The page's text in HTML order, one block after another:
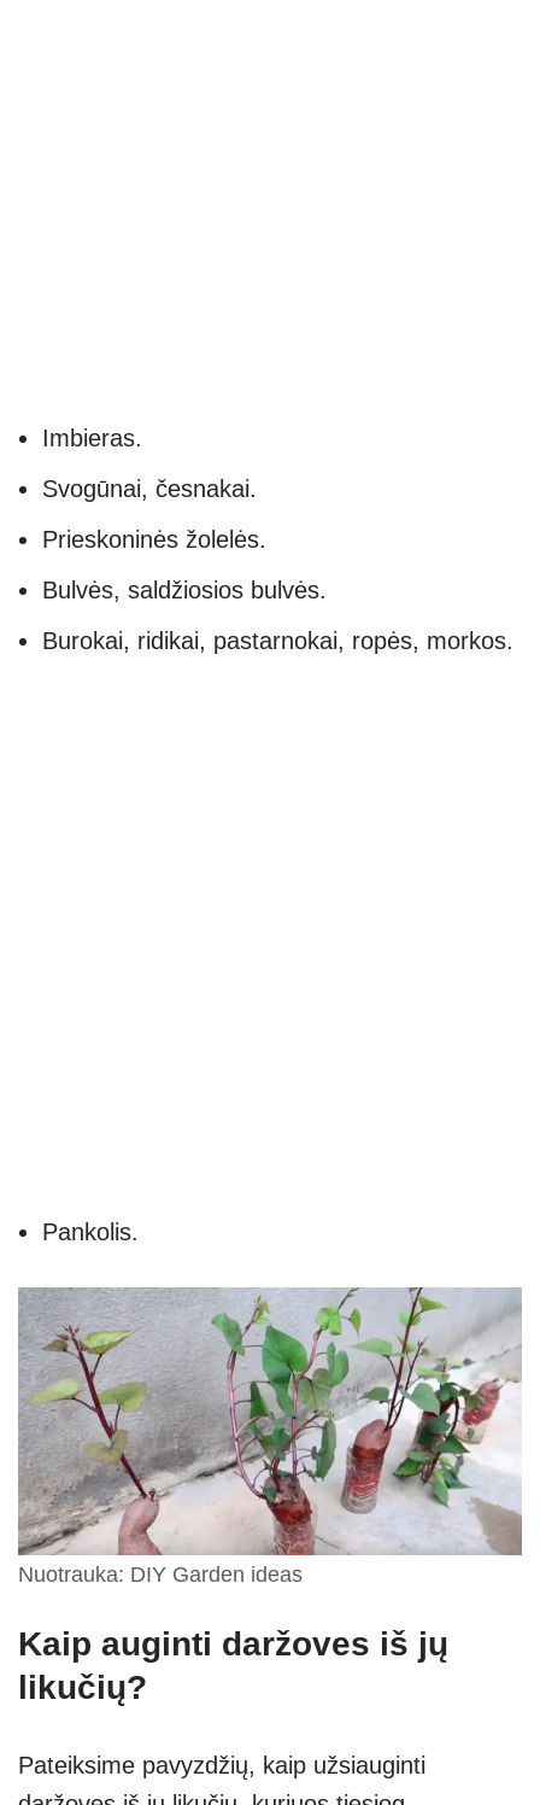
Imbieras.
Svogūnai, česnakai.
Prieskoninės žolelės.
Bulvės, saldžiosios bulvės.
Burokai, ridikai, pastarnokai, ropės, morkos.
Pankolis.
Nuotrauka: DIY Garden ideas
Kaip auginti daržoves iš jų
likučių?
Pateiksime pavyzdžių, kaip užsiauginti